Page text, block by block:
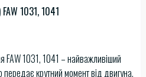
1031, 1041
1031, 1041 – найважливіший
крутний момент від двигуна.